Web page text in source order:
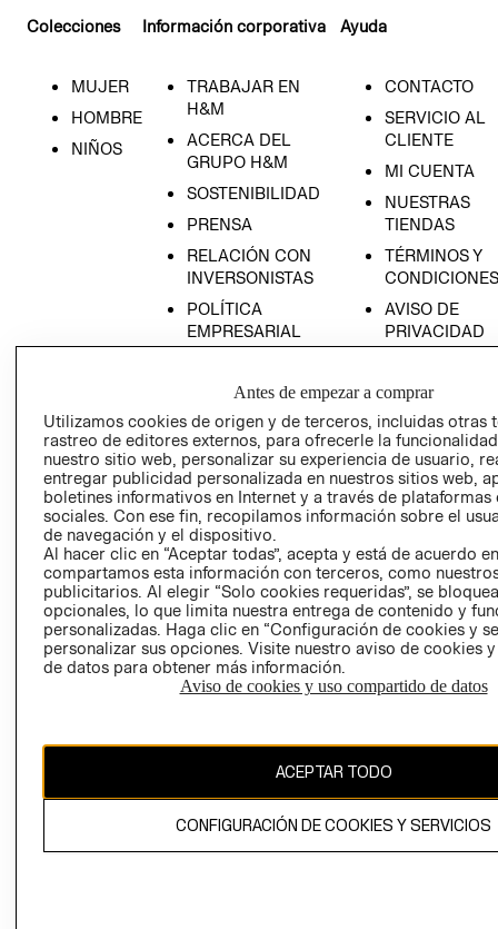
Colecciones
MUJER
HOMBRE
NIÑOS
Información corporativa
TRABAJAR EN
H&M
ACERCA DEL
GRUPO H&M
SOSTENIBILIDAD
PRENSA
RELACIÓN CON
INVERSONISTAS
POLÍTICA
EMPRESARIAL
Ayuda
CONTACTO
SERVICIO AL
CLIENTE
MI CUENTA
NUESTRAS
TIENDAS
TÉRMINOS Y
CONDICIONES
AVISO DE
PRIVACIDAD
AVISO DE
COOKIES
LIBRO DE
Ecuador ($)
CAMBIAR REGIÓN
El contenido de esta página web está protegido por copyright y es
propiedad de H&M Hennes & Mauritz AB.
Antes de empezar a comprar
Utilizamos cookies de origen y de terceros, incluidas otras
rastreo de editores externos, para ofrecerle la
nuestro sitio web, personalizar su experiencia de usuario,
entregar publicidad personalizada en nuestros sitios web,
boletines informativos en Internet y a través de plataformas
sociales. Con ese fin, recopilamos información sobre el
de navegación y el dispositivo.
Al hacer clic en “Aceptar todas”, acepta y está de acuerdo
compartamos esta información con terceros, como
publicitarios. Al elegir “Solo cookies requeridas”, se
opcionales, lo que limita nuestra entrega de contenido y
personalizadas. Haga clic en “Configuración de cookies y
personalizar sus opciones. Visite nuestro aviso de cookies
de datos para obtener más información.
Aviso de cookies y uso compartido de datos
ACEPTAR TODO
CONFIGURACIÓN DE COOKIES Y SERVICIOS